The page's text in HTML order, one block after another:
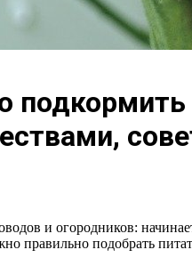
и огородников:
правильно подобрать